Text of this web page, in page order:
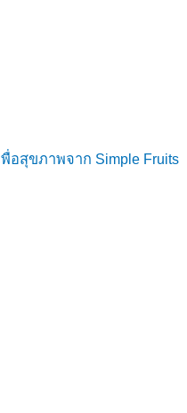
สุขภาพจาก Simple Fruits